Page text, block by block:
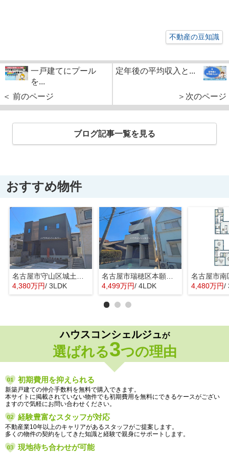
不動産の豆知識
一戸建てにプール
を...
＜ 前のページ
定年後の平均収入と...
＞次のページ
ブログ記事一覧を見る
おすすめ物件
名古屋市守山区城土町22【仲介手数料無料】新築一戸建て 1号棟
4,380万円/ 3LDK
名古屋市瑞穂区本願寺町１丁目16【仲介手数料無料】新築一戸建て 1号棟
4,499万円/ 4LDK 4,480万円/
ハウスコンシェルジュが
選ばれる3つの理由
初期費用を抑えられる
新築戸建ての仲介手数料を無料で購入できます。
本サイトに掲載されていない物件でも初期費用を無料にできるケースがござい
ますので気軽にお問い合わせください。
経験豊富なスタッフが対応
不動産業10年以上のキャリアがあるスタッフがご提案します。
多くの物件の契約をしてきた知識と経験で親身にサポートします。
現地待ち合わせが可能